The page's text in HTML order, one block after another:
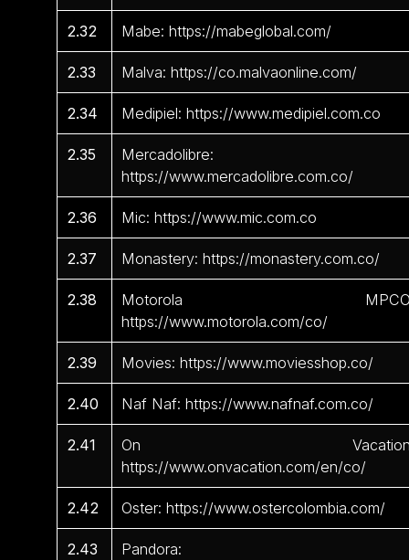
2.32 Mabe: https://mabeglobal.com/
2.33 Malva: https://co.malvaonline.com/
2.34 Medipiel: https://www.medipiel.com.co
2.35
Mercadolibre:
https://www.mercadolibre.com.co/
2.36 Mic: https://www.mic.com.co
2.37 Monastery: https://monastery.com.co/
2.38
Motorola
https://www.motorola.com/co/
2.39 Movies: https://www.moviesshop.co/
2.40 Naf Naf: https://www.nafnaf.com.co/
2.41
On
https://www.onvacation.com/en/co/
2.42 Oster: https://www.ostercolombia.com/
2.43
Pandora: